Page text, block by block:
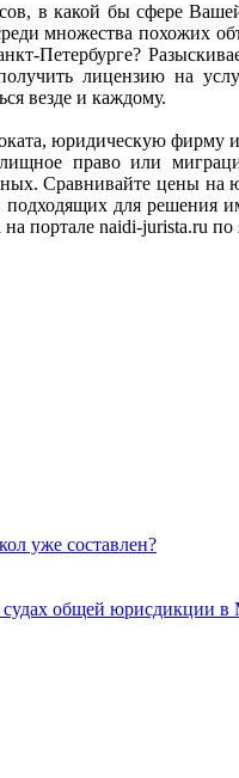
в какой бы сфере
множества похожих
лицензию на
везде и каждому.
юридическую
право или
Сравнивайте цены
для решения
портале naidi-jurista.ru
уже составлен?
общей юрисдикции